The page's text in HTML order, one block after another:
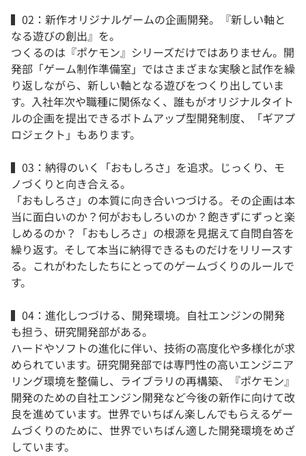
▍02：新作オリジナルゲームの企画開発。『新しい軸と
なる遊びの創出』を。
つくるのは『ポケモン』シリーズだけではありません。開
発部「ゲーム制作準備室」ではさまざまな実験と試作を繰
り返しながら、新しい軸となる遊びをつくり出していま
す。入社年次や職種に関係なく、誰もがオリジナルタイト
ルの企画を提出できるボトムアップ型開発制度、「ギアプ
ロジェクト」もあります。
▍03：納得のいく「おもしろさ」を追求。じっくり、モ
ノづくりと向き合える。
「おもしろさ」の本質に向き合いつづける。その企画は本
当に面白いのか？何がおもしろいのか？飽きずにずっと楽
しめるのか？「おもしろさ」の根源を見据えて自問自答を
繰り返す。そして本当に納得できるものだけをリリースす
る。これがわたしたちにとってのゲームづくりのルールで
す。
▍04：進化しつづける、開発環境。自社エンジンの開発
も担う、研究開発部がある。
ハードやソフトの進化に伴い、技術の高度化や多様化が求
められています。研究開発部では専門性の高いエンジニア
リング環境を整備し、ライブラリの再構築、『ポケモン』
開発のための自社エンジン開発など今後の新作に向けて改
良を進めています。世界でいちばん楽しんでもらえるゲー
ムづくりのために、世界でいちばん適した開発環境をめざ
しています。